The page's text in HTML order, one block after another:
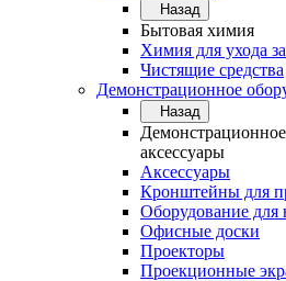
Назад
Бытовая химия
Химия для ухода
Чистящие средства
Демонстрационное
Назад
аксессуары
Аксессуары
Кронштейны для
Оборудование для
Офисные доски
Проекторы
Проекционные